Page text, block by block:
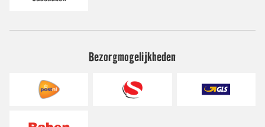
Bezorgmogelijkheden